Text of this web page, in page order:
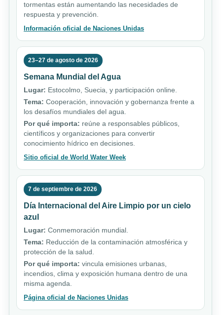
tormentas están aumentando las necesidades de
respuesta y prevención.
Información oficial de Naciones Unidas
23–27 de agosto de 2026
Semana Mundial del Agua
Lugar: Estocolmo, Suecia, y participación online.
Tema: Cooperación, innovación y gobernanza frente a
los desafíos mundiales del agua.
Por qué importa: reúne a responsables públicos,
científicos y organizaciones para convertir
conocimiento hídrico en decisiones.
Sitio oficial de World Water Week
7 de septiembre de 2026
Día Internacional del Aire Limpio por un cielo
azul
Lugar: Conmemoración mundial.
Tema: Reducción de la contaminación atmosférica y
protección de la salud.
Por qué importa: vincula emisiones urbanas,
incendios, clima y exposición humana dentro de una
misma agenda.
Página oficial de Naciones Unidas